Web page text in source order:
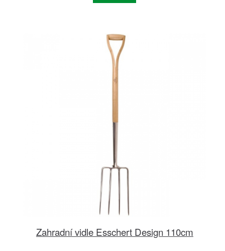
Zahradní vidle Esschert Design 110cm